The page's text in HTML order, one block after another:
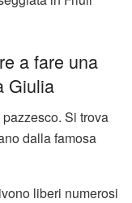
a fare una
Giulia
Si trova
dalla famosa
liberi numerosi